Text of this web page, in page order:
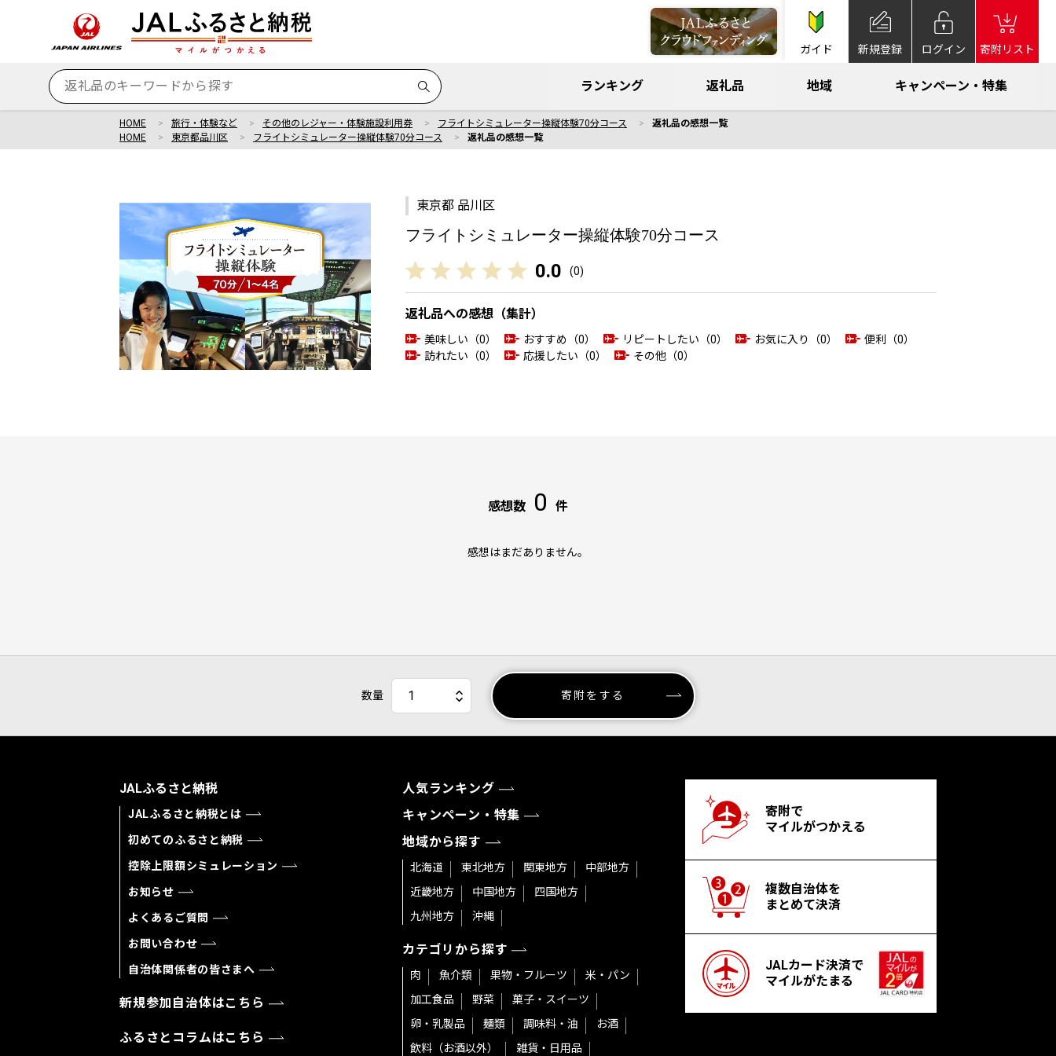
ガイド 新規登録 ログイン 寄附リスト
ランキング 返礼品 地域 キャンペーン・特集
HOME 旅行・体験など その他のレジャー・体験施設利用券 フライトシミュレーター操縦体験70分コース
返礼品の感想一覧
HOME
東京都品川区 フライトシミュレーター操縦体験70分コース 返礼品の感想一覧
東京都 品川区
フライトシミュレーター操縦体験70分コース
0.0 (0)
返礼品への感想（集計）
美味しい（0） おすすめ（0） リピートしたい（0） お気に入り（0）
便利（0）
訪れたい（0）
応援したい（0） その他（0）
感想数 0 件
感想はまだありません。
数量 寄附をする
JALふるさと納税
JALふるさと納税とは
初めてのふるさと納税
控除上限額シミュレーション
お知らせ
よくあるご質問
お問い合わせ
自治体関係者の皆さまへ
新規参加自治体はこちら
ふるさとコラムはこちら
人気ランキング
キャンペーン・特集
地域から探す
北海道 東北地方 関東地方
中部地方
近畿地方
中国地方
四国地方
九州地方
沖縄
カテゴリから探す
肉 魚介類 果物・フルーツ
米・パン
加工食品
野菜
菓子・スイーツ
卵・乳製品
麺類 調味料・油
お酒
飲料（お酒以外）
雑貨・日用品
寄附で
マイルがつかえる
複数自治体を
まとめて決済
JALカード決済で
マイルがたまる